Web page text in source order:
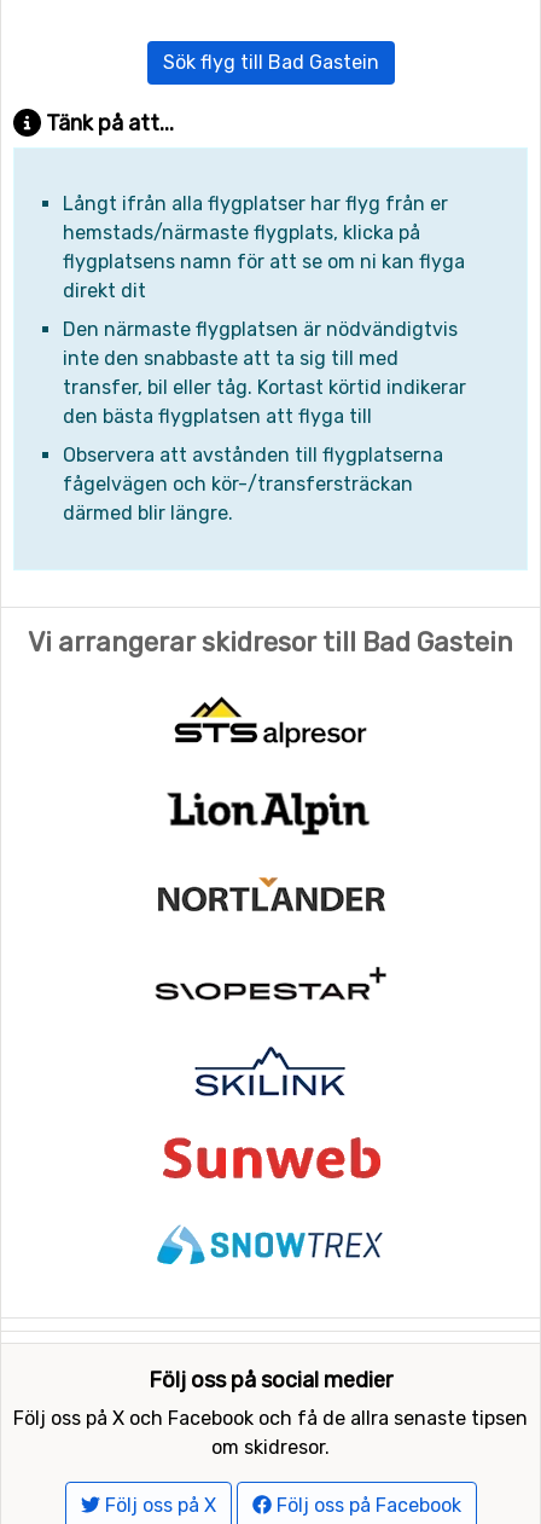
Sök flyg till Bad Gastein
Tänk på att...
Långt ifrån alla flygplatser har flyg från er
hemstads/närmaste flygplats, klicka på
flygplatsens namn för att se om ni kan flyga
direkt dit
Den närmaste flygplatsen är nödvändigtvis
inte den snabbaste att ta sig till med
transfer, bil eller tåg. Kortast körtid indikerar
den bästa flygplatsen att flyga till
Observera att avstånden till flygplatserna
fågelvägen och kör-/transfersträckan
därmed blir längre.
Vi arrangerar skidresor till Bad Gastein
Följ oss på social medier
Följ oss på X och Facebook och få de allra senaste tipsen
om skidresor.
Följ oss på X Följ oss på Facebook